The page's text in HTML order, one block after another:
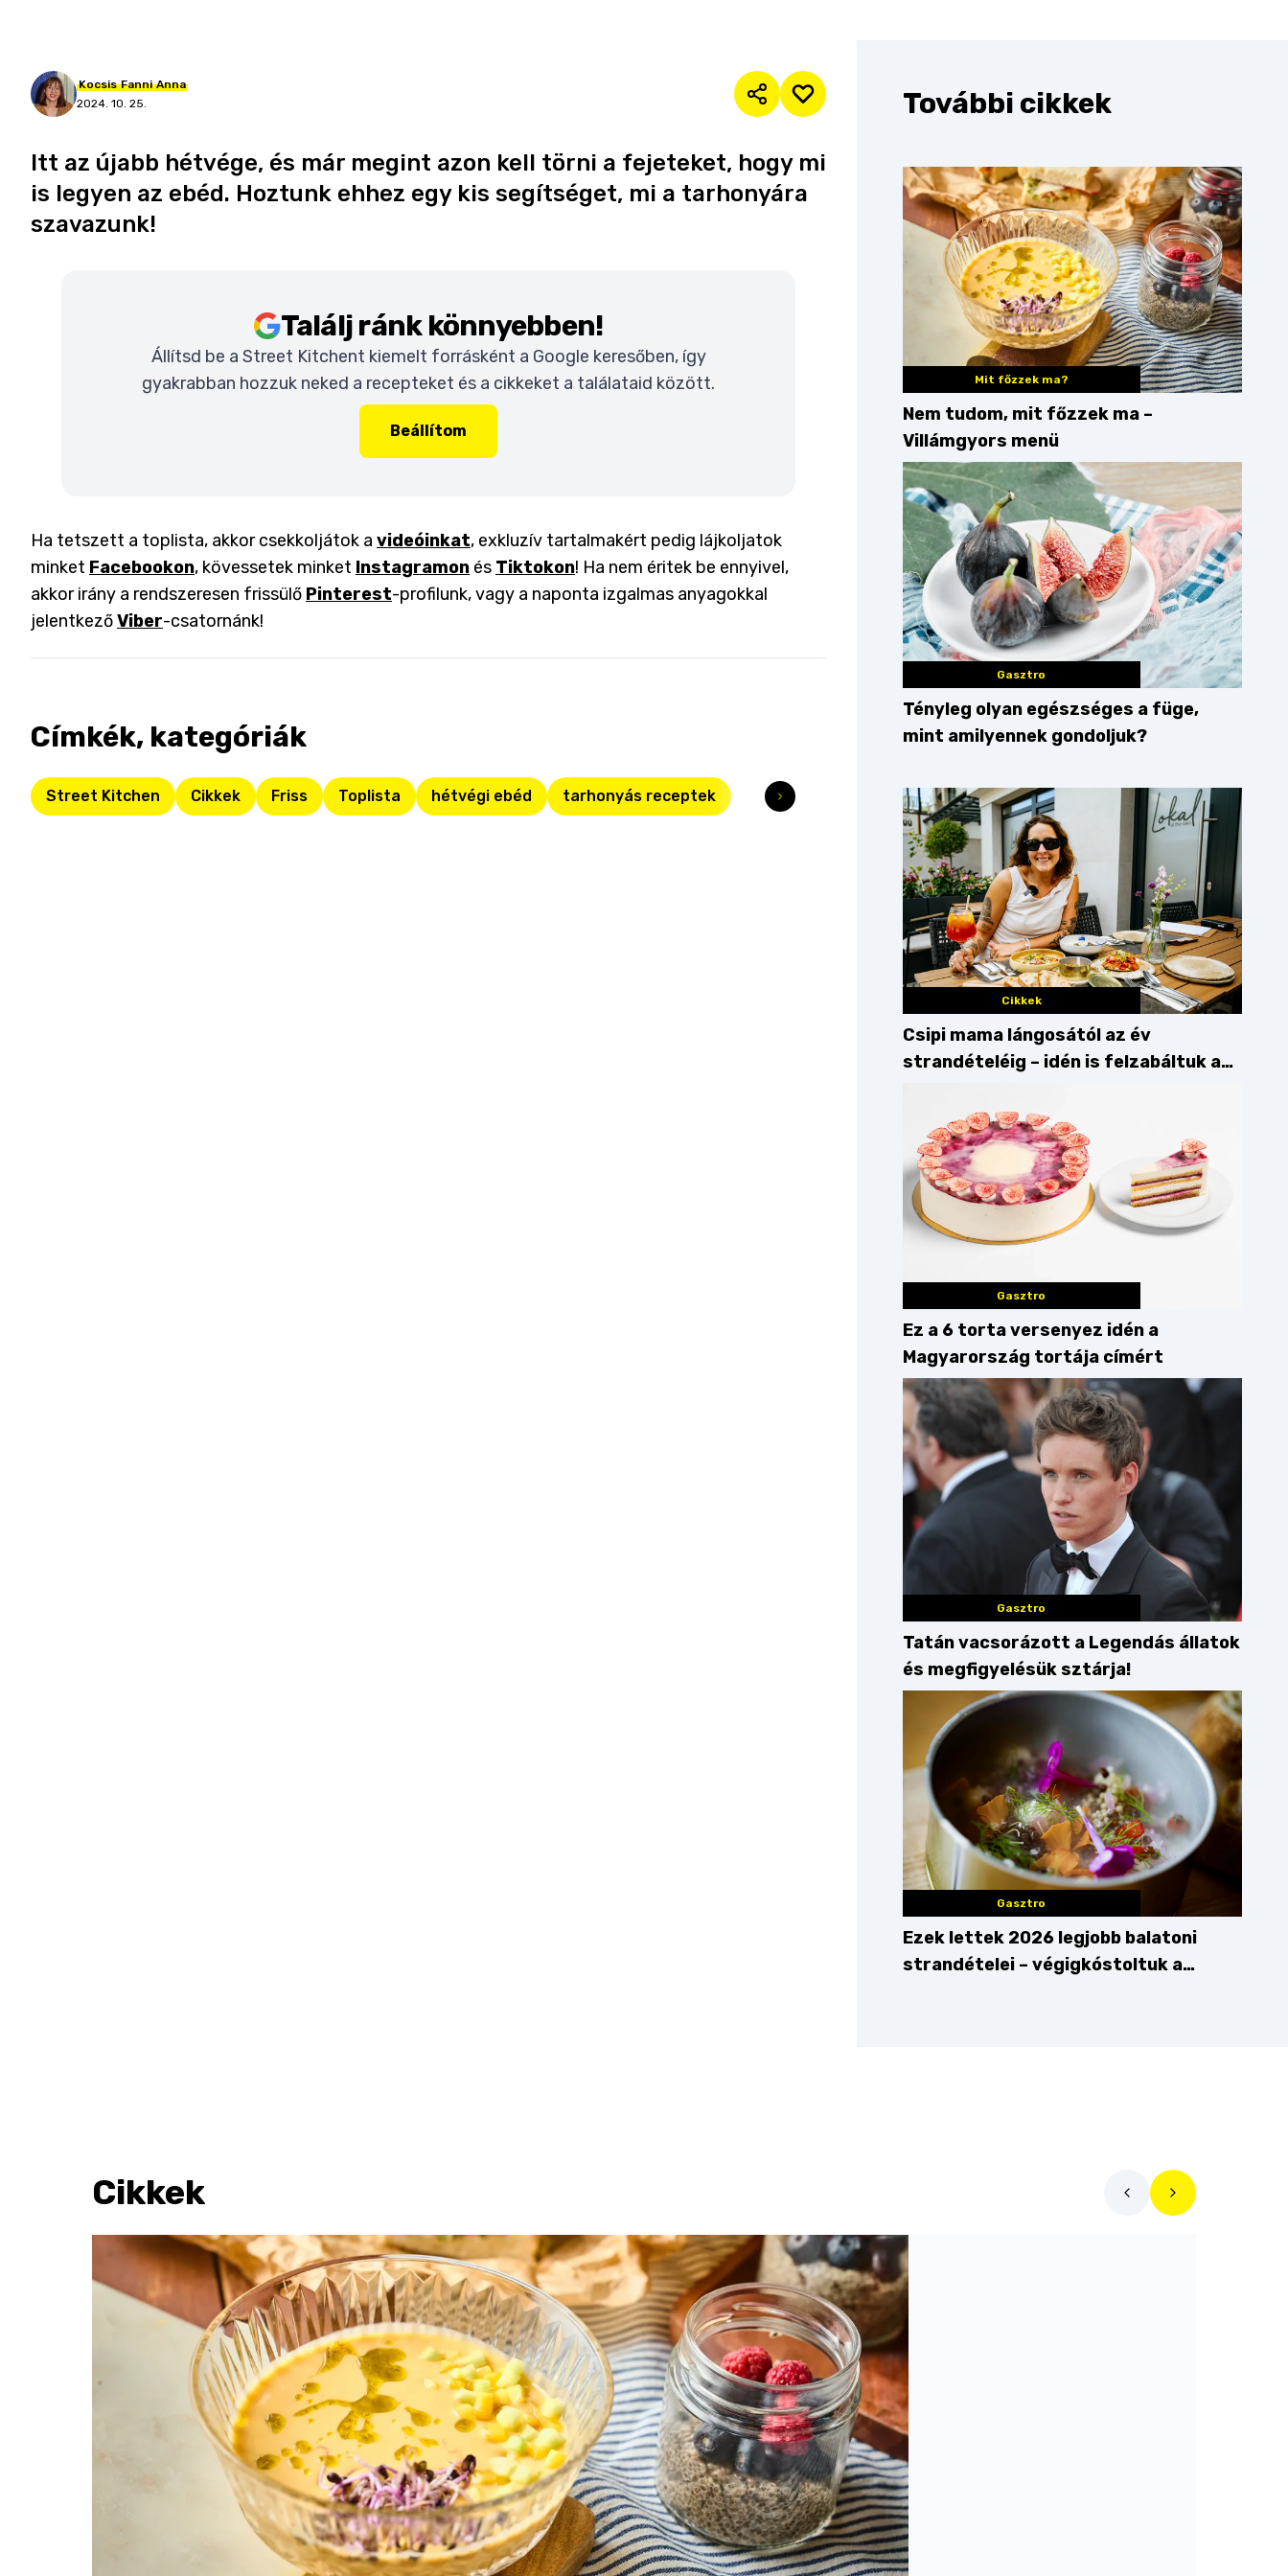
Kocsis Fanni Anna
2024. 10. 25.
Itt az újabb hétvége, és már megint azon kell törni a fejeteket, hogy mi
is legyen az ebéd. Hoztunk ehhez egy kis segítséget, mi a tarhonyára
szavazunk!
Találj ránk könnyebben!
Állítsd be a Street Kitchent kiemelt forrásként a Google keresőben, így
gyakrabban hozzuk neked a recepteket és a cikkeket a találataid között.
Beállítom
Ha tetszett a toplista, akkor csekkoljátok a videóinkat, exkluzív tartalmakért pedig lájkoljatok
minket Facebookon, kövessetek minket Instagramon és Tiktokon! Ha nem éritek be ennyivel,
akkor irány a rendszeresen frissülő Pinterest-profilunk, vagy a naponta izgalmas anyagokkal
jelentkezőViber-csatornánk!
Címkék, kategóriák
Street Kitchen Cikkek Friss Toplista hétvégi ebéd tarhonyás receptek
További cikkek
Mit főzzek ma?
Nem tudom, mit főzzek ma –
Villámgyors menü
Gasztro
Tényleg olyan egészséges a füge,
mint amilyennek gondoljuk?
Cikkek
Csipi mama lángosától az év
strandételéig – idén is felzabáltuk a
Gasztro
Ez a 6 torta versenyez idén a
Magyarország tortája címért
Gasztro
Tatán vacsorázott a Legendás állatok
és megfigyelésük sztárja!
Gasztro
Ezek lettek 2026 legjobb balatoni
strandételei – végigkóstoltuk a
Cikkek